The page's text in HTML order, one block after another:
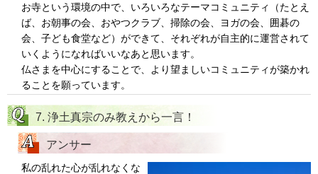
お寺という環境の中で、いろいろなテーマコミュニティ（たとえ
ば、お朝事の会、おやつクラブ、掃除の会、ヨガの会、囲碁の
会、子ども食堂など）ができて、それぞれが自主的に運営されて
いくようになればいいなあと思います。
仏さまを中心にすることで、より望ましいコミュニティが築かれ
ることを願っています。
7. 浄土真宗のみ教えから一言！
アンサー
私の乱れた心が乱れなくな